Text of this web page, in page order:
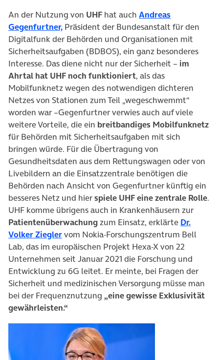
An der Nutzung von UHF hat auch Andreas
Gegenfurtner, Präsident der Bundesanstalt für den
Digitalfunk der Behörden und Organisationen mit
Sicherheitsaufgaben (BDBOS), ein ganz besonderes
Interesse. Das diene nicht nur der Sicherheit – im
Ahrtal hat UHF noch funktioniert, als das
Mobilfunknetz wegen des notwendigen dichteren
Netzes von Stationen zum Teil „wegeschwemmt“
worden war –Gegenfurtner verwies auch auf viele
weitere Vorteile, die ein breitbandiges Mobilfunknetz
für Behörden mit Sicherheitsaufgaben mit sich
bringen würde. Für die Übertragung von
Gesundheitsdaten aus dem Rettungswagen oder von
Livebildern an die Einsatzzentrale benötigen die
Behörden nach Ansicht von Gegenfurtner künftig ein
besseres Netz und hierspiele UHF eine zentrale Rolle.
UHF komme übrigens auch in Krankenhäusern zur
Patientenüberwachung zum Einsatz, erklärte Dr.
Volker Zieglervom Nokia-Forschungszentrum Bell
Lab, das im europäischen Projekt Hexa-X von 22
Unternehmen seit Januar 2021 die Forschung und
Entwicklung zu 6G leitet. Er meinte, bei Fragen der
Sicherheit und medizinischen Versorgung müsse man
bei der Frequenznutzung „eine gewisse Exklusivität
gewährleisten.“